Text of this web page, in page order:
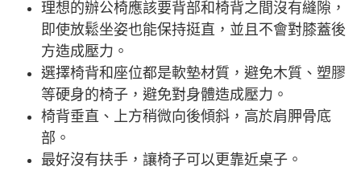
理想的辦公椅應該要背部和椅背之間沒有縫隙，
即使放鬆坐姿也能保持挺直，並且不會對膝蓋後
方造成壓力。
選擇椅背和座位都是軟墊材質，避免木質、塑膠
等硬身的椅子，避免對身體造成壓力。
椅背垂直、上方稍微向後傾斜，高於肩胛骨底
部。
最好沒有扶手，讓椅子可以更靠近桌子。